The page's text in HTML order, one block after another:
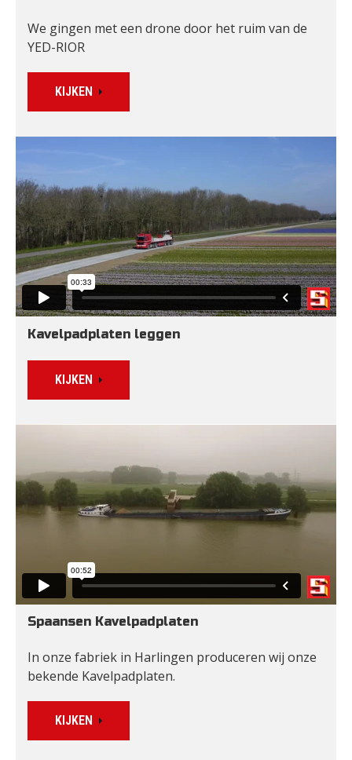
We gingen met een drone door het ruim van de
YED-RIOR
KIJKEN
Kavelpadplaten leggen
KIJKEN
Spaansen Kavelpadplaten
In onze fabriek in Harlingen produceren wij onze
bekende Kavelpadplaten.
KIJKEN